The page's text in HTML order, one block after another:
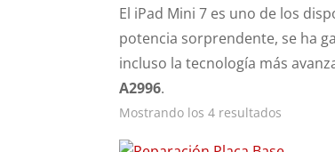
El iPad Mini 7 es uno de los
potencia sorprendente, se ha
incluso la tecnología más
A2996.
Mostrando los 4 resultados